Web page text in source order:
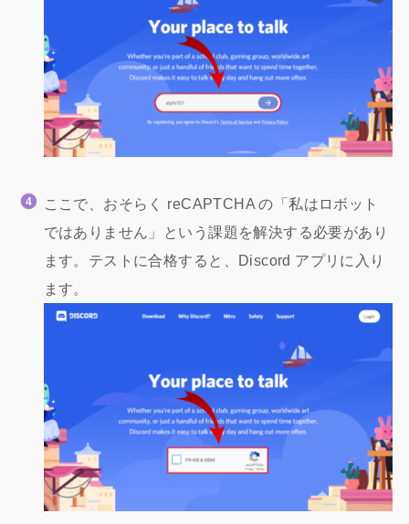
ここで、おそらく reCAPTCHA の「私はロボット
ではありません」という課題を解決する必要があり
ます。テストに合格すると、Discord アプリに入り
ます。